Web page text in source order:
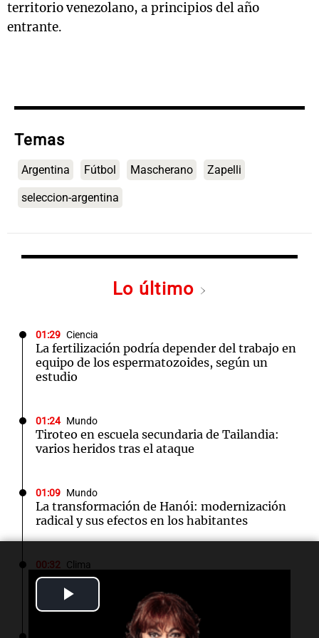
Video
territorio venezolano, a principios del año
entrante.
Temas
Argentina Fútbol Mascherano Zapelli
seleccion-argentina
Lo último
01:29 Ciencia
La fertilización podría depender del trabajo en
equipo de los espermatozoides, según un
estudio
01:24 Mundo
Tiroteo en escuela secundaria de Tailandia:
varios heridos tras el ataque
01:09 Mundo
La transformación de Hanói: modernización
radical y sus efectos en los habitantes
00:32 Clima
Clima en Salta: cómo estará el tiempo este
viernes 7 de agosto